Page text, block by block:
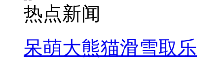
热点新闻
呆萌大熊猫滑雪取乐